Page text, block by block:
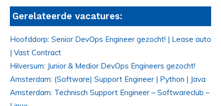
Gerelateerde vacatures:
Hoofddorp: Senior DevOps Engineer gezocht! | Lease auto
| Vast Contract
Hilversum: Junior & Medior DevOps Engineers gezocht!
Amsterdam: (Software) Support Engineer | Python | Java
Amsterdam: Technisch Support Engineer – Softwareclub –